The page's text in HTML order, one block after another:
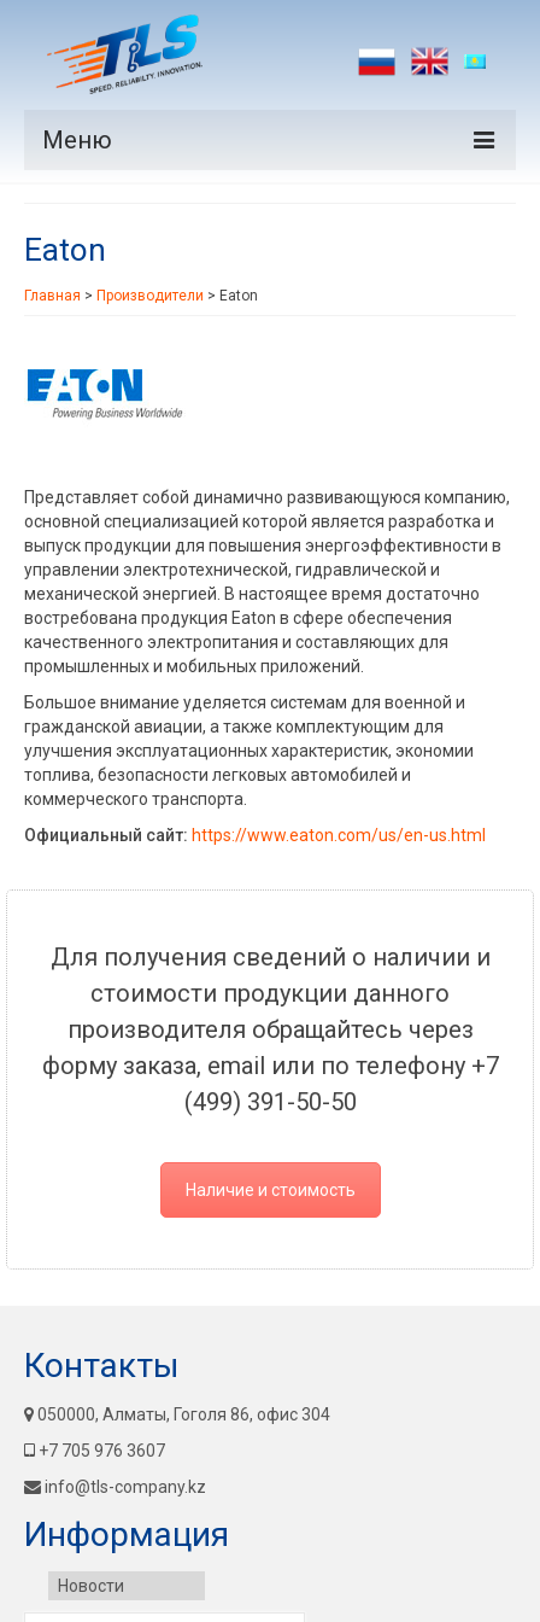
Меню
Производители
Рынки
Контакты
Eaton
Главная > Производители > Eaton
Представляет собой динамично развивающуюся компанию,
основной специализацией которой является разработка и
выпуск продукции для повышения энергоэффективности в
управлении электротехнической, гидравлической и
механической энергией. В настоящее время достаточно
востребована продукция Eaton в сфере обеспечения
качественного электропитания и составляющих для
промышленных и мобильных приложений.
Большое внимание уделяется системам для военной и
гражданской авиации, а также комплектующим для
улучшения эксплуатационных характеристик, экономии
топлива, безопасности легковых автомобилей и
коммерческого транспорта.
Официальный сайт: https://www.eaton.com/us/en-us.html
Для получения сведений о наличии и
стоимости продукции данного
производителя обращайтесь через
форму заказа, email или по телефону +7
(499) 391-50-50
Наличие и стоимость
Контакты
050000, Алматы, Гоголя 86, офис 304
+7 705 976 3607
info@tls-company.kz
Информация
Новости